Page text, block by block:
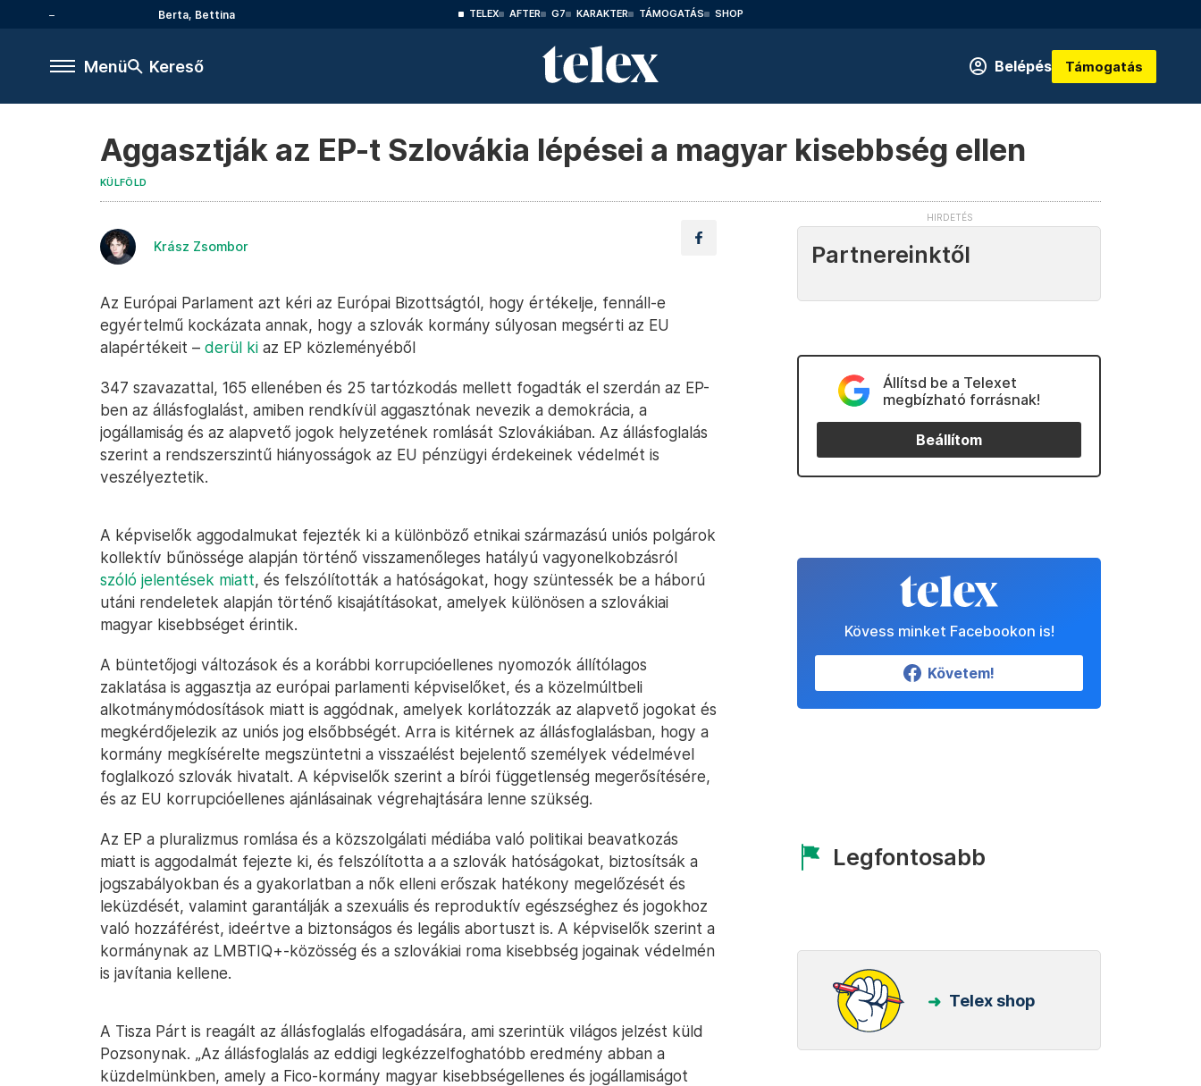
Berta, Bettina TELEX AFTER G7 KARAKTER TÁMOGATÁS SHOP
Menü Kereső Belépés Támogatás
Aggasztják az EP-t Szlovákia lépései a magyar kisebbség ellen
KÜLFÖLD
Krász Zsombor
Az Európai Parlament azt kéri az Európai Bizottságtól, hogy értékelje, fennáll-e
egyértelmű kockázata annak, hogy a szlovák kormány súlyosan megsérti az EU
alapértékeit – derül ki az EP közleményéből
347 szavazattal, 165 ellenében és 25 tartózkodás mellett fogadták el szerdán az EP-
ben az állásfoglalást, amiben rendkívül aggasztónak nevezik a demokrácia, a
jogállamiság és az alapvető jogok helyzetének romlását Szlovákiában. Az állásfoglalás
szerint a rendszerszintű hiányosságok az EU pénzügyi érdekeinek védelmét is
veszélyeztetik.
A képviselők aggodalmukat fejezték ki a különböző etnikai származású uniós polgárok
kollektív bűnössége alapján történő visszamenőleges hatályú vagyonelkobzásról
szóló jelentések miatt, és felszólították a hatóságokat, hogy szüntessék be a háború
utáni rendeletek alapján történő kisajátításokat, amelyek különösen a szlovákiai
magyar kisebbséget érintik.
A büntetőjogi változások és a korábbi korrupcióellenes nyomozók állítólagos
zaklatása is aggasztja az európai parlamenti képviselőket, és a közelmúltbeli
alkotmánymódosítások miatt is aggódnak, amelyek korlátozzák az alapvető jogokat és
megkérdőjelezik az uniós jog elsőbbségét. Arra is kitérnek az állásfoglalásban, hogy a
kormány megkísérelte megszüntetni a visszaélést bejelentő személyek védelmével
foglalkozó szlovák hivatalt. A képviselők szerint a bírói függetlenség megerősítésére,
és az EU korrupcióellenes ajánlásainak végrehajtására lenne szükség.
Az EP a pluralizmus romlása és a közszolgálati médiába való politikai beavatkozás
miatt is aggodalmát fejezte ki, és felszólította a a szlovák hatóságokat, biztosítsák a
jogszabályokban és a gyakorlatban a nők elleni erőszak hatékony megelőzését és
leküzdését, valamint garantálják a szexuális és reproduktív egészséghez és jogokhoz
való hozzáférést, ideértve a biztonságos és legális abortuszt is. A képviselők szerint a
kormánynak az LMBTIQ+-közösség és a szlovákiai roma kisebbség jogainak védelmén
is javítania kellene.
A Tisza Párt is reagált az állásfoglalás elfogadására, ami szerintük világos jelzést küld
Pozsonynak. „Az állásfoglalás az eddigi legkézzelfoghatóbb eredmény abban a
küzdelmünkben, amely a Fico-kormány magyar kisebbségellenes és jogállamiságot
Partnereinktől
Állítsd be a Telexet
megbízható forrásnak!
Beállítom
Kövess minket Facebookon is!
Követem!
Legfontosabb
Telex shop